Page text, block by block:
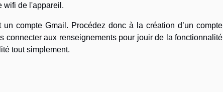
wifi de l'appareil.
compte Gmail. Procédez donc à la création d’un compte
aux renseignements pour jouir de la fonctionnalité
tout simplement.